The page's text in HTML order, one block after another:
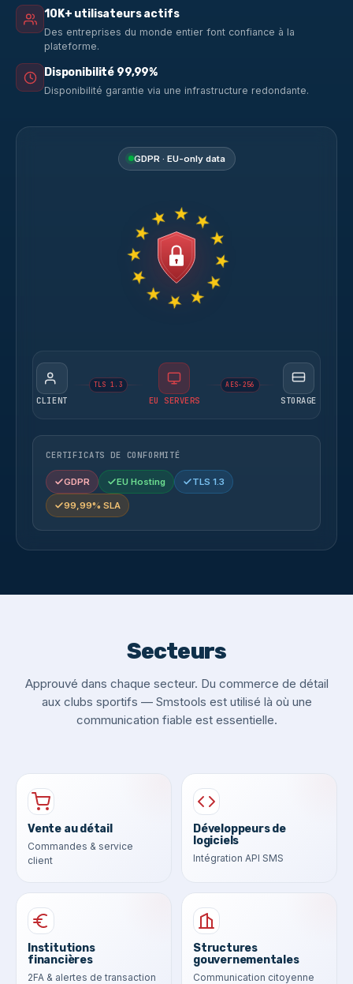
10K+ utilisateurs actifs
Des entreprises du monde entier font confiance à la
plateforme.
Disponibilité 99,99%
Disponibilité garantie via une infrastructure redondante.
GDPR · EU-only data
CLIENT
TLS 1.3
EU SERVERS
AES-256
STORAGE
CERTIFICATS DE CONFORMITÉ
GDPR EU Hosting TLS 1.3
99,99% SLA
Secteurs
Approuvé dans chaque secteur. Du commerce de détail
aux clubs sportifs — Smstools est utilisé là où une
communication fiable est essentielle.
Vente au détail
Commandes & service
client
Développeurs de
logiciels
Intégration API SMS
Institutions
financières
2FA & alertes de transaction
Structures
gouvernementales
Communication citoyenne